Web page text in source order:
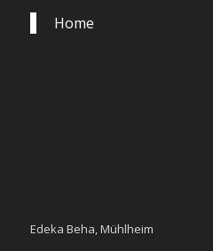
Home
Edeka Beha, Mühlheim